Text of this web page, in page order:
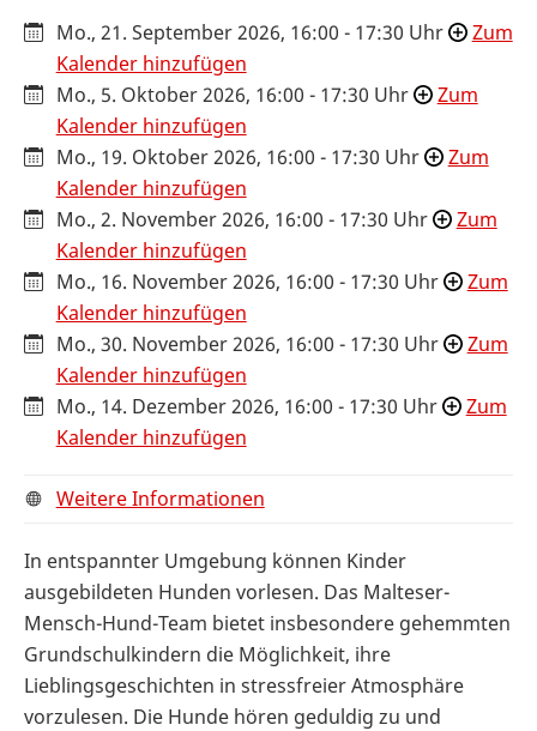
Mo., 21. September 2026, 16:00 - 17:30 Uhr
Zum
Kalender hinzufügen
Mo., 5. Oktober 2026, 16:00 - 17:30 Uhr
Zum
Kalender hinzufügen
Mo., 19. Oktober 2026, 16:00 - 17:30 Uhr
Zum
Kalender hinzufügen
Mo., 2. November 2026, 16:00 - 17:30 Uhr
Zum
Kalender hinzufügen
Mo., 16. November 2026, 16:00 - 17:30 Uhr
Zum
Kalender hinzufügen
Mo., 30. November 2026, 16:00 - 17:30 Uhr
Zum
Kalender hinzufügen
Mo., 14. Dezember 2026, 16:00 - 17:30 Uhr
Zum
Kalender hinzufügen
Weitere Informationen
In entspannter Umgebung können Kinder
ausgebildeten Hunden vorlesen. Das Malteser-
Mensch-Hund-Team bietet insbesondere gehemmten
Grundschulkindern die Möglichkeit, ihre
Lieblingsgeschichten in stressfreier Atmosphäre
vorzulesen. Die Hunde hören geduldig zu und